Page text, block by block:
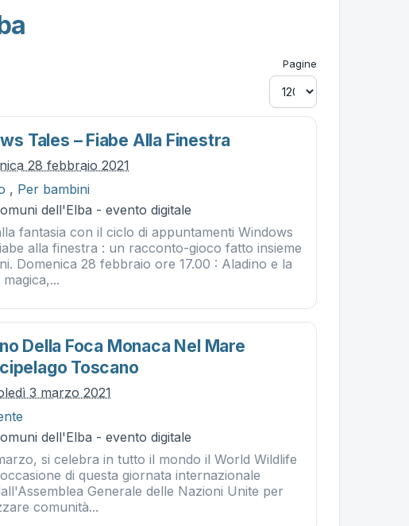
Pagine
Tales – Fiabe Alla Finestra
28 febbraio 2021
, Per bambini
dell'Elba - evento digitale
fantasia con il ciclo di appuntamenti Windows
alla finestra : un racconto-gioco fatto insieme
Domenica 28 febbraio ore 17.00 : Aladino e la
Della Foca Monaca Nel Mare
Toscano
3 marzo 2021
dell'Elba - evento digitale
si celebra in tutto il mondo il World Wildlife
di questa giornata internazionale
Generale delle Nazioni Unite per
comunità...